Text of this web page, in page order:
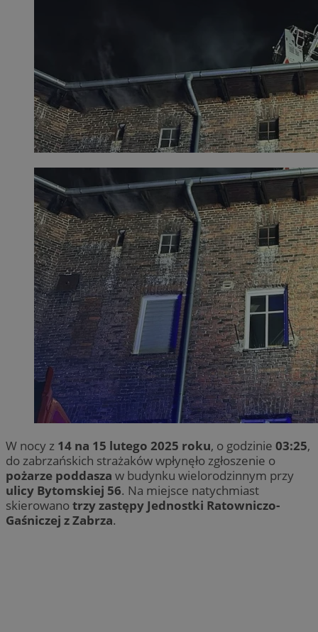
W nocy z 14 na 15 lutego 2025 roku, o godzinie 03:25,
do zabrzańskich strażaków wpłynęło zgłoszenie o
pożarze poddasza w budynku wielorodzinnym przy
ulicy Bytomskiej 56. Na miejsce natychmiast
skierowanotrzy zastępy Jednostki Ratowniczo-
Gaśniczej z Zabrza.